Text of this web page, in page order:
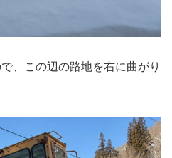
、この辺の路地を右に曲がり